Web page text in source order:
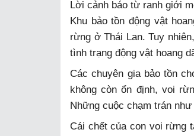
Lời cảnh báo từ ranh giới
Khu bảo tồn động vật
rừng ở Thái Lan. Tuy
tình trạng động vật hoang
Các chuyên gia bảo tồn
không còn ổn định, voi
Những cuộc chạm trán
Cái chết của con voi rừng